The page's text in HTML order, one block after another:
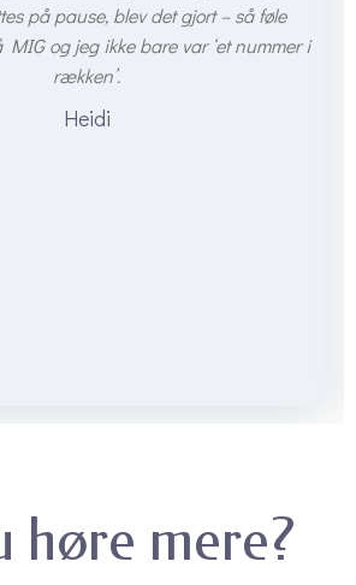
på pause, blev det gjort – så føle
og jeg ikke bare var ‘et nummer i
rækken’.
Heidi
høre mere?